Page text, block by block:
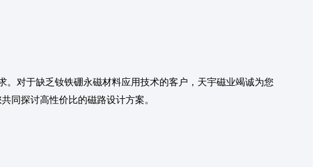
。对于缺乏钕铁硼永磁材料应用技术的客户，天宇磁业竭诚为您
同探讨高性价比的磁路设计方案。